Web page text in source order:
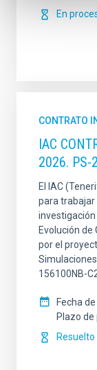
En
CONTRATO
IAC
2026. PS-
El IAC
para trabajar
Evolución de
por el
156100NB-
Fecha
Plazo
Resuelto